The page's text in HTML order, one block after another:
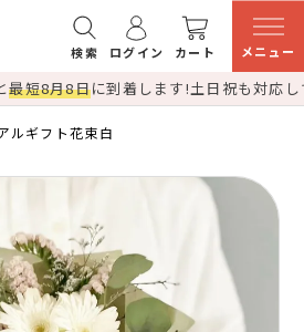
検索 ログイン カート メニュー
最短8月8日に到着します!土日祝も対応
ルギフト花束白